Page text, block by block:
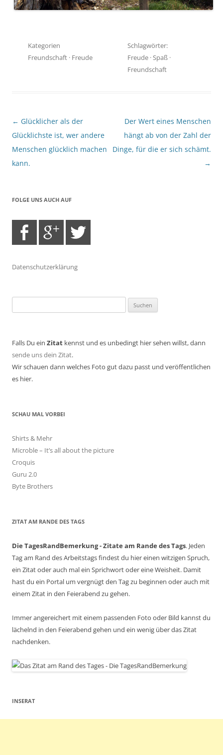
Kategorien
Freundschaft · Freude
Schlagwörter:
Freude ·Spaß ·
Freundschaft
Beitragsnavigation
← Glücklicher als der
Glücklichste ist, wer andere
Menschen glücklich machen
kann.
Der Wert eines Menschen
hängt ab von der Zahl der
Dinge, für die er sich schämt.
→
FOLGE UNS AUCH AUF
Datenschutzerklärung
nach:
Falls Du ein Zitat kennst und es unbedingt hier sehen willst, dann
sende uns dein Zitat.
Wir schauen dann welches Foto gut dazu passt und veröffentlichen
es hier.
SCHAU MAL VORBEI
Shirts & Mehr
Microble – It’s all about the picture
Croquis
Guru 2.0
Byte Brothers
ZITAT AM RANDE DES TAGS
Die TagesRandBemerkung - Zitate am Rande des Tags. Jeden
Tag am Rand des Arbeitstags findest du hier einen witzigen Spruch,
ein Zitat oder auch mal ein Sprichwort oder eine Weisheit. Damit
hast du ein Portal um vergnügt den Tag zu beginnen oder auch mit
einem Zitat in den Feierabend zu gehen.
Immer angereichert mit einem passenden Foto oder Bild kannst du
lächelnd in den Feierabend gehen und ein wenig über das Zitat
nachdenken.
INSERAT